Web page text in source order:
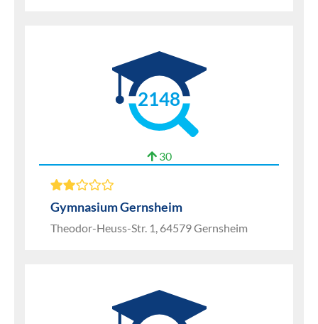
2148
30
Gymnasium Gernsheim
Theodor-Heuss-Str. 1, 64579 Gernsheim